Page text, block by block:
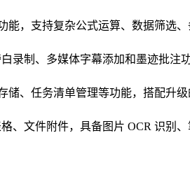
，支持复杂公式运算、数据筛选
录制、多媒体字幕添加和墨迹批注
储、任务清单管理等功能，搭配升
、文件附件，具备图片 OCR 识别